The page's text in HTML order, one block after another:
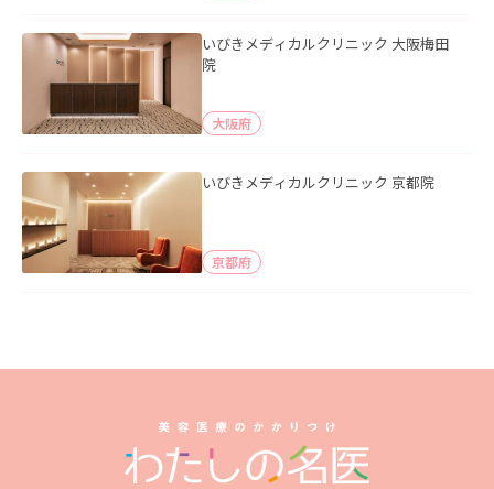
いびきメディカルクリニック 大阪梅田
院
大阪府
いびきメディカルクリニック 京都院
京都府